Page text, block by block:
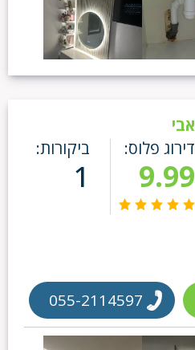
אבי
דירוג פלוס:
9.99
ביקורות:
1
055-2114597